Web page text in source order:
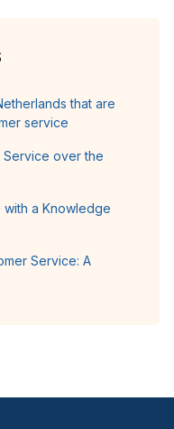
that are
service
Service over the
with a Knowledge
Service: A